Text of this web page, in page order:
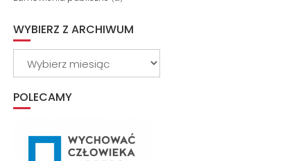
WYBIERZ Z ARCHIWUM
POLECAMY